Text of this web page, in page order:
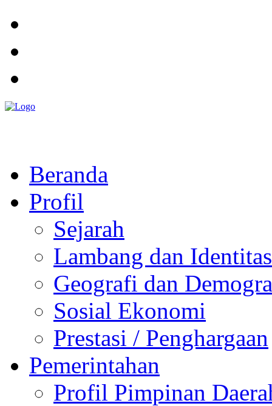
Beranda
Profil
Sejarah
Lambang dan Identitas
Geografi dan
Sosial Ekonomi
Prestasi / Penghargaan
Pemerintahan
Profil Pimpinan